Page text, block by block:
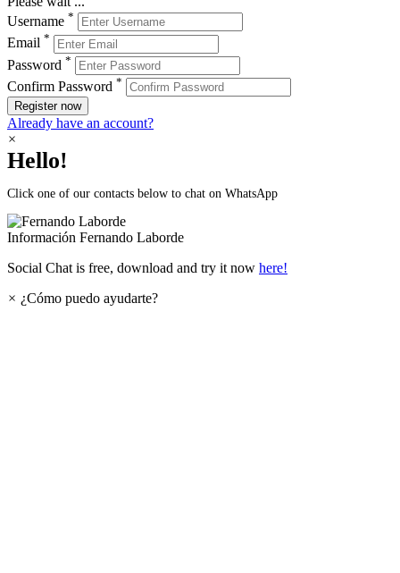
Username *
Email *
Password *
Confirm Password *
Register now
Already have an account?
×
Hello!
Click one of our contacts below to chat on WhatsApp
Información Fernando Laborde
Social Chat is free, download and try it now here!
× ¿Cómo puedo ayudarte?